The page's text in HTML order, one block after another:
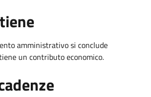
amministrativo si conclude
un contributo economico.